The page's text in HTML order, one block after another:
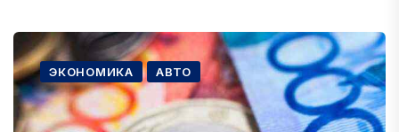
ЭКОНОМИКА АВТО